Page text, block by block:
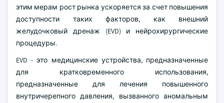
этим мерам рост рынка ускоряется за счет повышения
доступности таких факторов, как внешний
желудочковый дренаж (EVD) и нейрохирургические
процедуры.
EVD - это медицинские устройства, предназначенные
для кратковременного использования,
предназначенные для лечения повышенного
внутричерепного давления, вызванного аномальным